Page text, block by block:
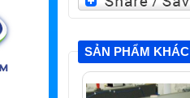
SẢN PHẨM KHÁC